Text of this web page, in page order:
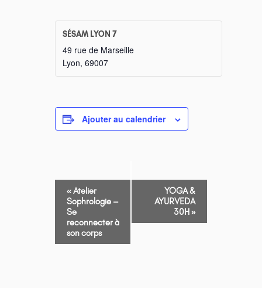
SÉSAM LYON 7
49 rue de Marseille
Lyon, 69007
Ajouter au calendrier
NAVIGATION
ÉVÈNEMENT
«Atelier
Sophrologie –
Se
reconnecter à
son corps
YOGA &
AYURVEDA
30H»